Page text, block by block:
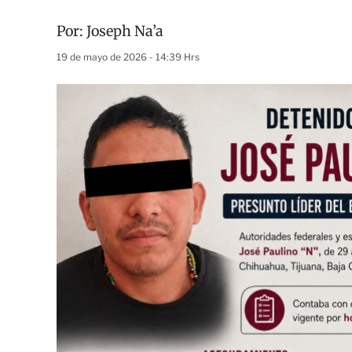
Por: Joseph Na’a
19 de mayo de 2026 - 14:39 Hrs